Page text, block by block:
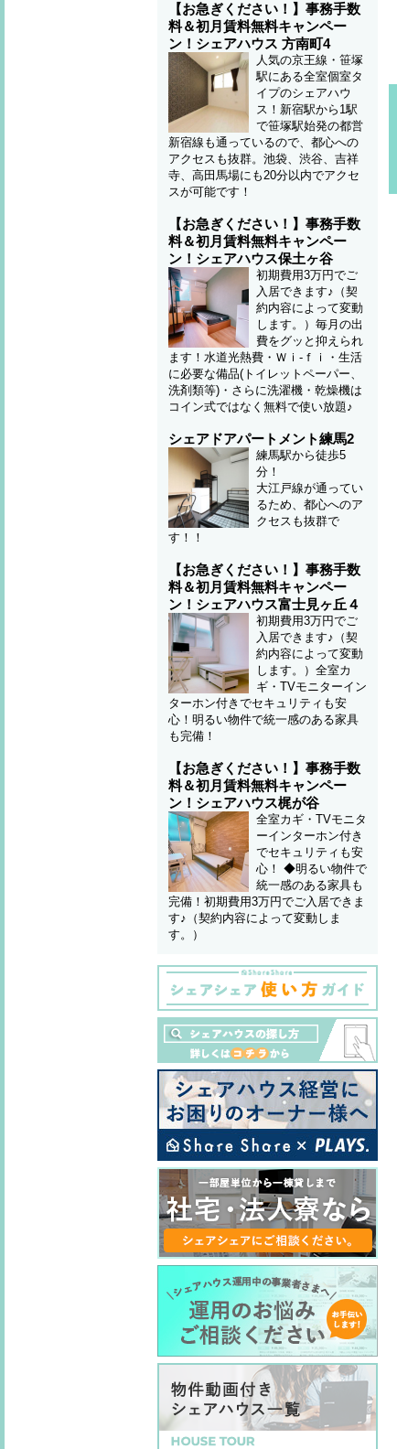
【お急ぎください！】事務手数
料＆初月賃料無料キャンペー
ン！シェアハウス 方南町4
人気の京王線・笹塚
駅にある全室個室タ
イプのシェアハウ
ス！新宿駅から1駅
で笹塚駅始発の都営
新宿線も通っているので、都心への
アクセスも抜群。池袋、渋谷、吉祥
寺、高田馬場にも20分以内でアクセ
スが可能です！
【お急ぎください！】事務手数
料＆初月賃料無料キャンペー
ン！シェアハウス保土ヶ谷
初期費用3万円でご
入居できます♪（契
約内容によって変動
します。）毎月の出
費をグッと抑えられ
ます！水道光熱費・Ｗｉ-ｆｉ・生活
に必要な備品(トイレットペーパー、
洗剤類等)・さらに洗濯機・乾燥機は
コイン式ではなく無料で使い放題♪
シェアドアパートメント練馬2
練馬駅から徒歩5
分！
大江戸線が通ってい
るため、都心へのア
クセスも抜群で
す！！
【お急ぎください！】事務手数
料＆初月賃料無料キャンペー
ン！シェアハウス富士見ヶ丘４
初期費用3万円でご
入居できます♪（契
約内容によって変動
します。）全室カ
ギ・TVモニターイン
ターホン付きでセキュリティも安
心！明るい物件で統一感のある家具
も完備！
【お急ぎください！】事務手数
料＆初月賃料無料キャンペー
ン！シェアハウス梶が谷
全室カギ・TVモニタ
ーインターホン付き
でセキュリティも安
心！ ◆明るい物件で
統一感のある家具も
完備！初期費用3万円でご入居できま
す♪（契約内容によって変動しま
す。）